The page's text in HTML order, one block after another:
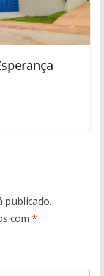
publicado.
com *